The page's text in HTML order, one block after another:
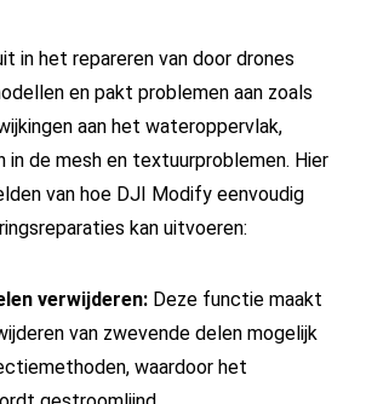
in het repareren van door drones
en pakt problemen aan zoals
aan het wateroppervlak,
in de mesh en textuurproblemen. Hier
van hoe DJI Modify eenvoudig
kan uitvoeren:
verwijderen: Deze functie maakt
van zwevende delen mogelijk
waardoor het